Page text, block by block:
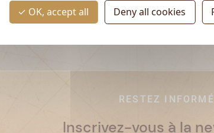
RESTEZ INFORMÉ
Inscrivez-vous à la
OK, accept all Deny all cookies